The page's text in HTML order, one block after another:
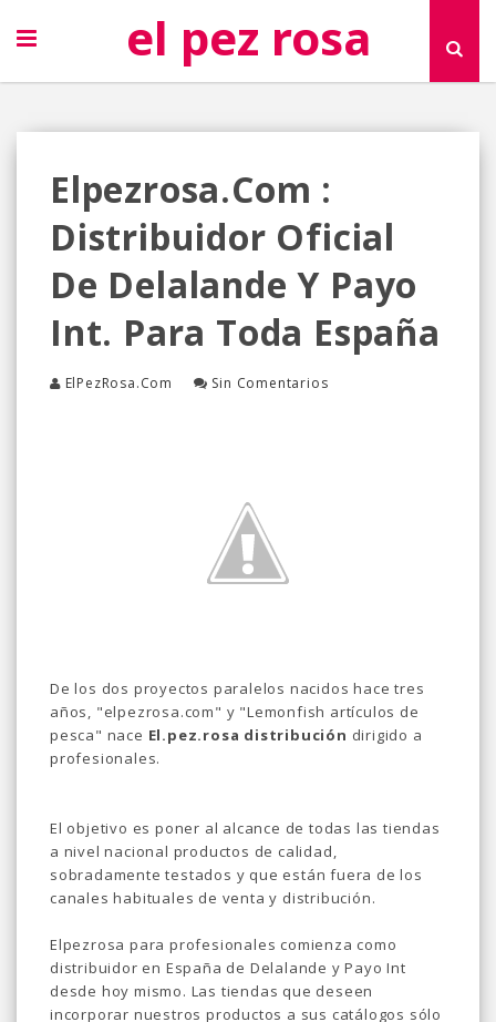
el pez rosa
Elpezrosa.com :
Distribuidor Oficial
De Delalande Y Payo
Int. Para Toda España
ElPezRosa.com Sin Comentarios
De los dos proyectos paralelos nacidos hace tres
años, "elpezrosa.com" y "Lemonfish artículos de
pesca" nace El.pez.rosa distribución dirigido a
profesionales.
El objetivo es poner al alcance de todas las tiendas
a nivel nacional productos de calidad,
sobradamente testados y que están fuera de los
canales habituales de venta y distribución.
Elpezrosa para profesionales comienza como
distribuidor en España de Delalande y Payo Int
desde hoy mismo. Las tiendas que deseen
incorporar nuestros productos a sus catálogos sólo